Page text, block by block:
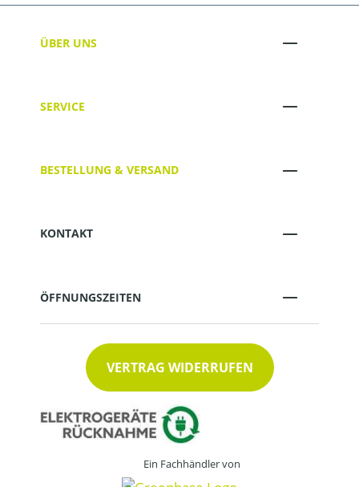
ÜBER UNS
SERVICE
BESTELLUNG & VERSAND
KONTAKT
ÖFFNUNGSZEITEN
VERTRAG WIDERRUFEN
Ein Fachhändler von